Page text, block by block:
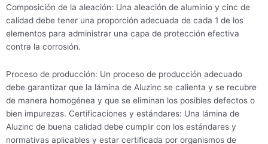
Composición de la aleación: Una aleación de aluminio y cinc de
calidad debe tener una proporción adecuada de cada 1 de los
elementos para administrar una capa de protección efectiva
contra la corrosión.
Proceso de producción: Un proceso de producción adecuado
debe garantizar que la lámina de Aluzinc se calienta y se recubre
de manera homogénea y que se eliminan los posibles defectos o
bien impurezas. Certificaciones y estándares: Una lámina de
Aluzinc de buena calidad debe cumplir con los estándares y
normativas aplicables y estar certificada por organismos de